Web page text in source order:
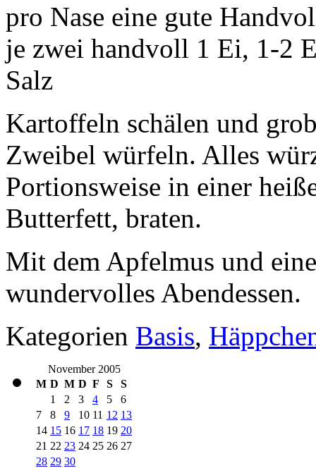
pro Nase eine gute
je zwei handvoll 1 Ei, 1-2
Salz
Kartoffeln schälen und
Zweibel würfeln. Alles
Portionsweise in einer
Butterfett, braten.
Mit dem Apfelmus und
wundervolles Abendessen.
Kategorien Basis,
November 2005
M D M D F S S
1 2 3 4 5
6
7
8 9 10 11 12 13
14 15 16 17 18 19 20
21 22 23 24 25 26 27
28 29 30